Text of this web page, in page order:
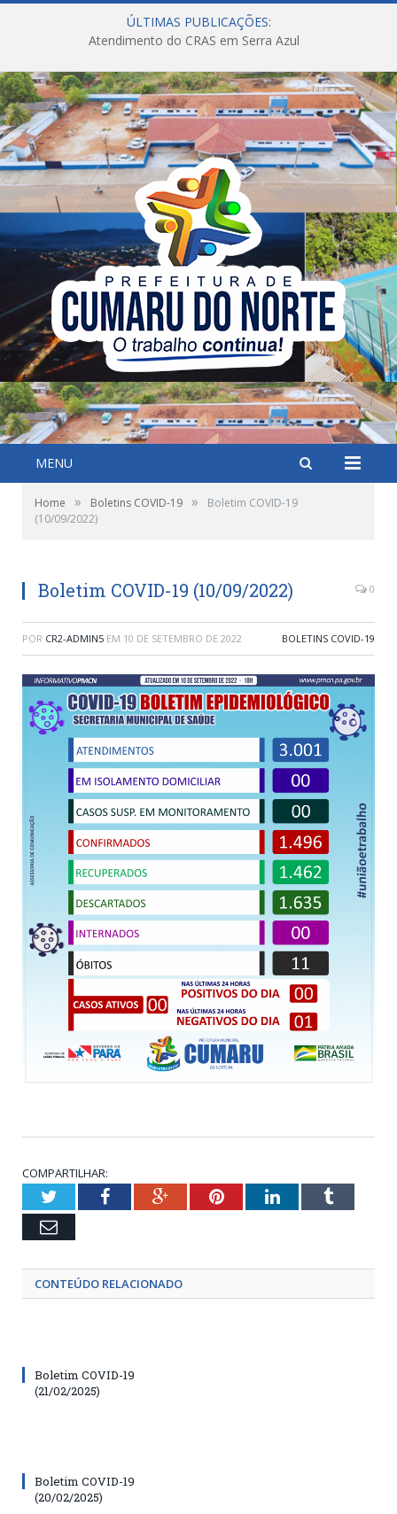
ÚLTIMAS PUBLICAÇÕES:
Atendimento do CRAS em Serra Azul
MENU
Home » Boletins COVID-19 »
Boletim COVID-19
(10/09/2022)
Boletim COVID-19 (10/09/2022) 0
POR CR2-ADMIN5 EM 10 DE SETEMBRO DE 2022 BOLETINS COVID-19
COMPARTILHAR:
TwitterFacebookGoogle+PinterestLinkedInTumblr
Email
CONTEÚDO RELACIONADO
Boletim COVID-19
(21/02/2025)
Boletim COVID-19
(20/02/2025)